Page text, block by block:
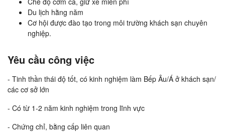
Du lịch hằng năm
Cơ hội được đào tạo trong môi trường khách sạn chuyên
nghiệp.
Yêu cầu công việc
- Tinh thần thái độ tốt, có kinh nghiệm làm Bếp Âu/Á ở khách sạn/
các cơ sở lớn
- Có từ 1-2 năm kinh nghiệm trong lĩnh vực
- Chứng chỉ, bằng cấp liên quan